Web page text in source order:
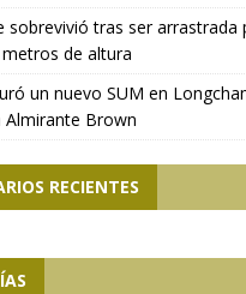
sobrevivió tras ser
de altura
un nuevo SUM en
Almirante Brown
RECIENTES